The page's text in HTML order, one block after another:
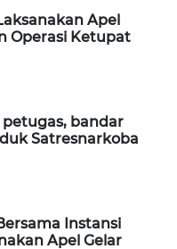
Apel
Operasi Ketupat
petugas, bandar
Satresnarkoba
Instansi
Apel Gelar